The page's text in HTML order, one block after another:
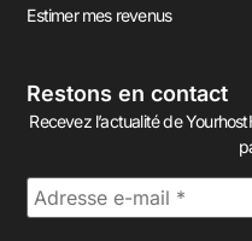
Estimer mes revenus
Restons en contact
Recevez l’actualité de